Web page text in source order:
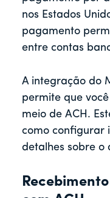
nos Estados
pagamento
entre contas
A integração do
permite que
meio de ACH.
como configurar
detalhes sobre o